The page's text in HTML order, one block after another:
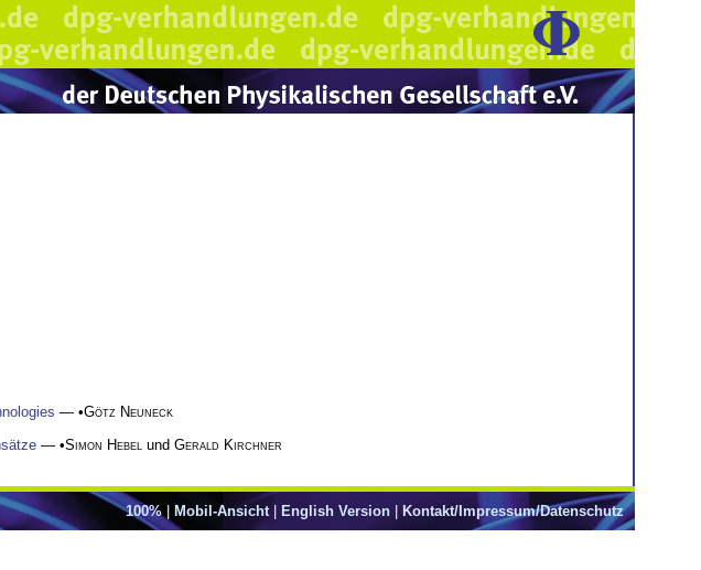
— •Götz Neuneck
— •Simon Hebel und Gerald Kirchner
100%| Mobil-Ansicht | English Version | Kontakt/Impressum/Datenschutz